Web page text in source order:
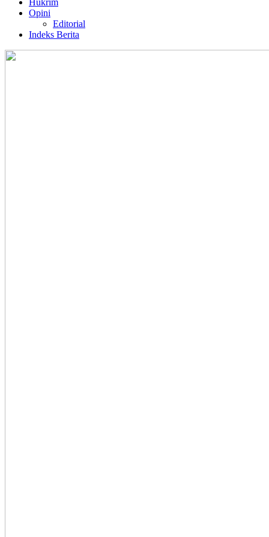
Hukrim
Opini
Editorial
Indeks Berita